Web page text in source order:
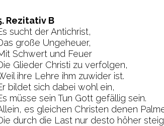
Rezitativ B
sucht der Antichrist,
große Ungeheuer,
Schwert und Feuer
Glieder Christi zu verfolgen,
ihre Lehre ihm zuwider ist.
bildet sich dabei wohl ein,
müsse sein Tun Gott gefällig sein.
es gleichen Christen denen
durch die Last nur desto höher